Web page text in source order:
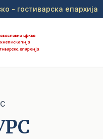
- гостиварска епархија